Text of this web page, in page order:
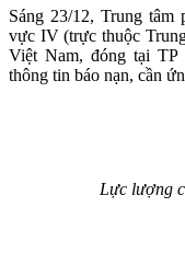
Sáng 23/12, Trung
vực IV (trực thuộc
Việt Nam, đóng tại TP
thông tin báo nạn, cần
Lực lượng